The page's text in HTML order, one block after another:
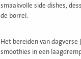
smaakvolle side dishes,
de borrel.
Het bereiden van dagverse
smoothies in een